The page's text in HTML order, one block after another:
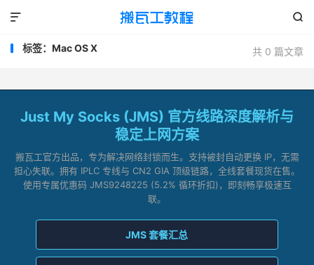


共 0 篇文章
标签：Mac OS X
Just My Socks (JMS) 官方线路深度解析与
稳定上网方案
搬瓦工官方出品，专为解决网络封锁而生。支持被封自动更换 IP，无需
担心失联。拥有 IPLC 专线与 CN2 GIA 顶级链路，全线套餐现货在售。
使用专属优惠码 JMS9248225 (5.2% 循环折扣)，即刻畅享极速互
联。
JMS 套餐汇总